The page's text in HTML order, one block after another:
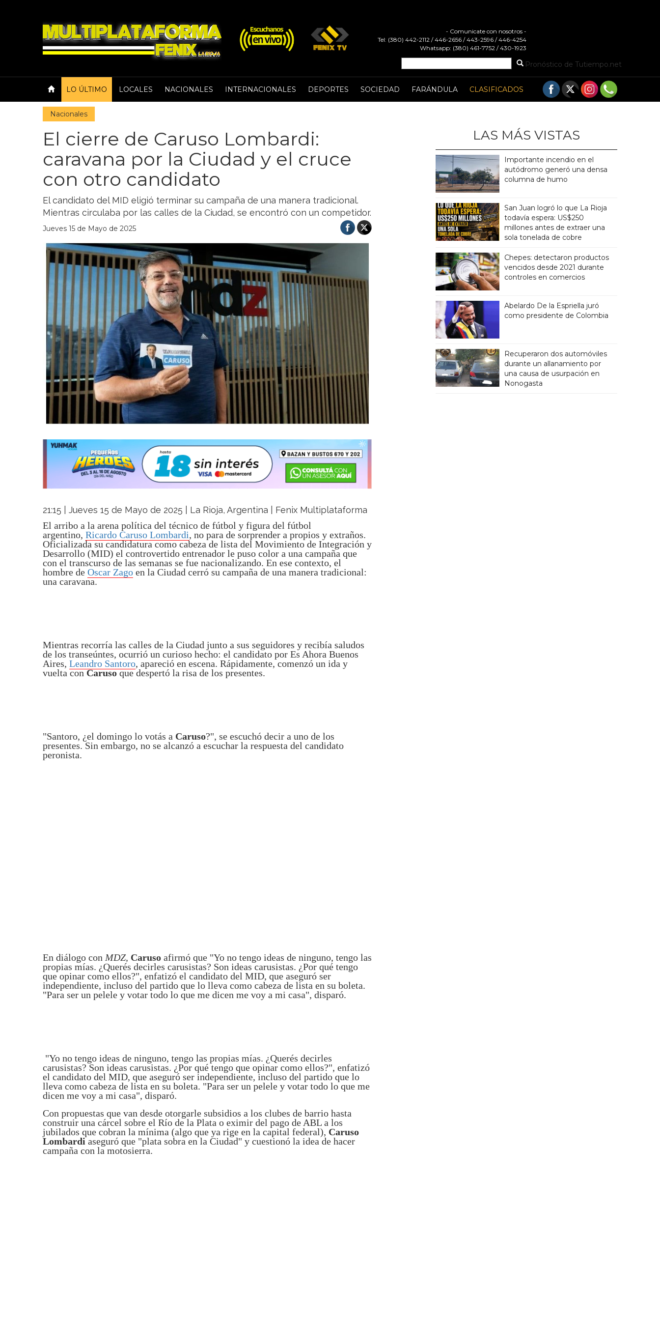
- Comunicate con nosotros -
Tel: (380) 442-2112 / 446-2656 / 443-2596 / 446-4254
Whatsapp: (380) 461-7752 / 430-1923
Pronóstico de Tutiempo.net
LO ÚLTIMO LOCALES NACIONALES INTERNACIONALES DEPORTES SOCIEDAD FARÁNDULA CLASIFICADOS
Nacionales
El cierre de Caruso Lombardi:
caravana por la Ciudad y el cruce
con otro candidato
El candidato del MID eligió terminar su campaña de una manera tradicional.
Mientras circulaba por las calles de la Ciudad, se encontró con un competidor.
Jueves 15 de Mayo de 2025
21:15 | Jueves 15 de Mayo de 2025 | La Rioja, Argentina | Fenix Multiplataforma
El arribo a la arena política del técnico de fútbol y figura del fútbol
argentino, Ricardo Caruso Lombardi, no para de sorprender a propios y extraños.
Oficializada su candidatura como cabeza de lista del Movimiento de Integración y
Desarrollo (MID) el controvertido entrenador le puso color a una campaña que
con el transcurso de las semanas se fue nacionalizando. En ese contexto, el
hombre de Oscar Zago en la Ciudad cerró su campaña de una manera tradicional:
una caravana.
Mientras recorría las calles de la Ciudad junto a sus seguidores y recibía saludos
de los transeúntes, ocurrió un curioso hecho: el candidato por Es Ahora Buenos
Aires, Leandro Santoro, apareció en escena. Rápidamente, comenzó un ida y
vuelta conCarusoque despertó la risa de los presentes.
"Santoro, ¿el domingo lo votás a Caruso?", se escuchó decir a uno de los
presentes. Sin embargo, no se alcanzó a escuchar la respuesta del candidato
peronista.
En diálogo con MDZ, Caruso afirmó que "Yo no tengo ideas de ninguno, tengo las
propias mías. ¿Querés decirles carusistas? Son ideas carusistas. ¿Por qué tengo
que opinar como ellos?", enfatizó el candidato del MID, que aseguró ser
independiente, incluso del partido que lo lleva como cabeza de lista en su boleta.
"Para ser un pelele y votar todo lo que me dicen me voy a mi casa", disparó.
"Yo no tengo ideas de ninguno, tengo las propias mías. ¿Querés decirles
carusistas? Son ideas carusistas. ¿Por qué tengo que opinar como ellos?", enfatizó
el candidato del MID, que aseguró ser independiente, incluso del partido que lo
lleva como cabeza de lista en su boleta. "Para ser un pelele y votar todo lo que me
dicen me voy a mi casa", disparó.
Con propuestas que van desde otorgarle subsidios a los clubes de barrio hasta
construir una cárcel sobre el Río de la Plata o eximir del pago de ABL a los
jubilados que cobran la mínima (algo que ya rige en la capital federal), Caruso
Lombardi aseguró que "plata sobra en la Ciudad" y cuestionó la idea de hacer
campaña con la motosierra.
LAS MÁS VISTAS
Importante incendio en el
autódromo generó una densa
columna de humo
San Juan logró lo que La Rioja
todavía espera: US$250
millones antes de extraer una
sola tonelada de cobre
Chepes: detectaron productos
vencidos desde 2021 durante
controles en comercios
Abelardo De la Espriella juró
como presidente de Colombia
Recuperaron dos automóviles
durante un allanamiento por
una causa de usurpación en
Nonogasta